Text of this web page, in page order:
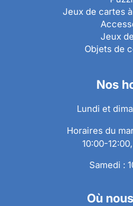
Jeux de cartes
Jeux
Objets de
Nos
Lundi et
Horaires du
10:00-
Samedi :
Où